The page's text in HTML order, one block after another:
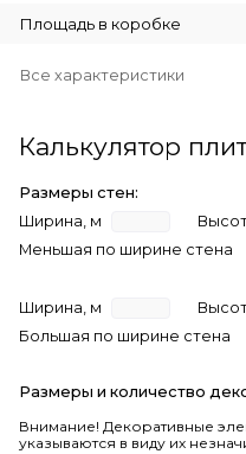
Площадь в коробке
Все характеристики
Калькулятор
Размеры стен:
Ширина, м
Меньшая по ширине стена
Ширина, м
Большая по ширине стена
Размеры и количество
Внимание! Декоративные
указываются в виду их